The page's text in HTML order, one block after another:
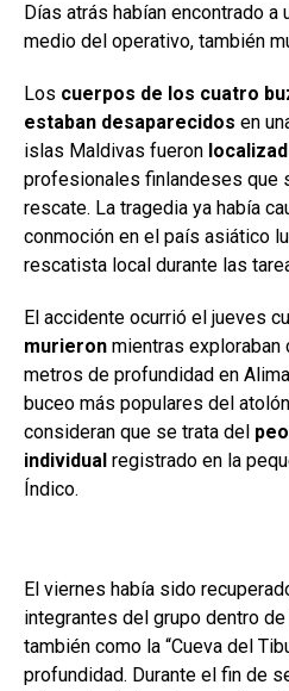
Días atrás habían encontrado a
medio del operativo, también
Los cuerpos de los cuatro
estaban desaparecidos en
islas Maldivas fueron
profesionales finlandeses que
rescate. La tragedia ya había
conmoción en el país asiático
rescatista local durante las
El accidente ocurrió el jueves
murieron mientras exploraban
metros de profundidad en
buceo más populares del
consideran que se trata del
individual registrado en la
Índico.
El viernes había sido
integrantes del grupo dentro
también como la “Cueva del
profundidad. Durante el fin de